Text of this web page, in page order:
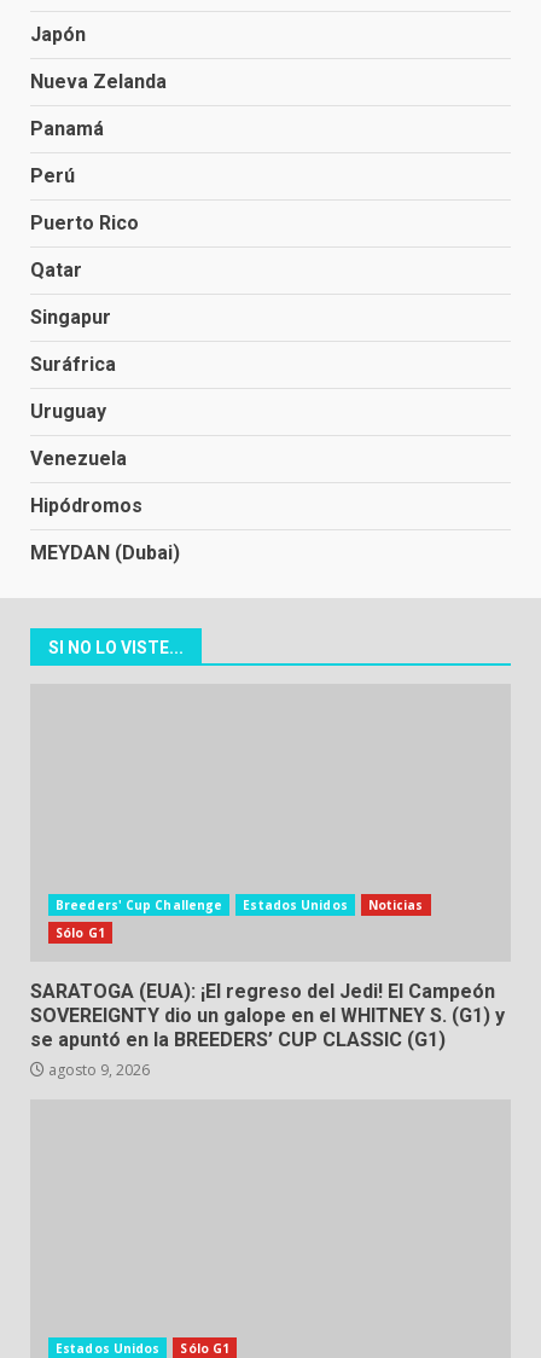
Japón
Nueva Zelanda
Panamá
Perú
Puerto Rico
Qatar
Singapur
Suráfrica
Uruguay
Venezuela
Hipódromos
MEYDAN (Dubai)
SI NO LO VISTE...
Breeders' Cup Challenge Estados Unidos
Noticias
Sólo G1
SARATOGA (EUA): ¡El regreso del Jedi! El Campeón
SOVEREIGNTY dio un galope en el WHITNEY S. (G1) y
se apuntó en la BREEDERS’ CUP CLASSIC (G1)
agosto 9, 2026
Estados Unidos Sólo G1